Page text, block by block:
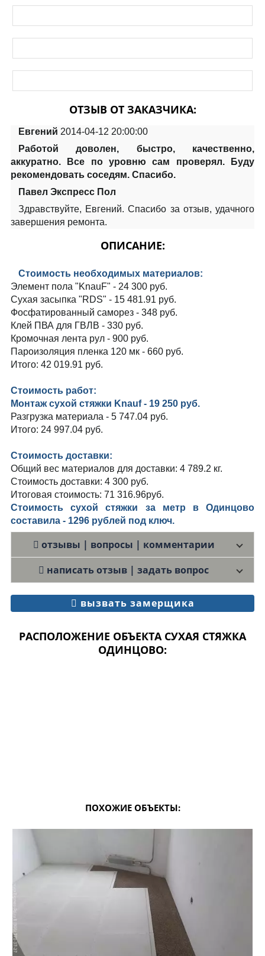
ОТЗЫВ ОТ ЗАКАЗЧИКА:
Евгений 2014-04-12 20:00:00
Работой доволен, быстро, качественно,
аккуратно. Все по уровню сам проверял. Буду
рекомендовать соседям. Спасибо.
Павел Экспресс Пол
Здравствуйте, Евгений. Спасибо за отзыв, удачного
завершения ремонта.
ОПИСАНИЕ:
Стоимость необходимых материалов:
Элемент пола "KnauF" - 24 300 руб.
Сухая засыпка "RDS" - 15 481.91 руб.
Фосфатированный саморез - 348 руб.
Клей ПВА для ГВЛВ - 330 руб.
Кромочная лента рул - 900 руб.
Пароизоляция пленка 120 мк - 660 руб.
Итого: 42 019.91 руб.
Стоимость работ:
Монтаж сухой стяжки Knauf - 19 250 руб.
Разгрузка материала - 5 747.04 руб.
Итого: 24 997.04 руб.
Стоимость доставки:
Общий вес материалов для доставки: 4 789.2 кг.
Стоимость доставки: 4 300 руб.
Итоговая стоимость: 71 316.96руб.
Стоимость сухой стяжки за метр в Одинцово
составила - 1296 рублей под ключ.
отзывы | вопросы | комментарии
написать отзыв | задать вопрос
вызвать замерщика
РАСПОЛОЖЕНИЕ ОБЪЕКТА СУХАЯ СТЯЖКА
ОДИНЦОВО:
ПОХОЖИЕ ОБЪЕКТЫ: